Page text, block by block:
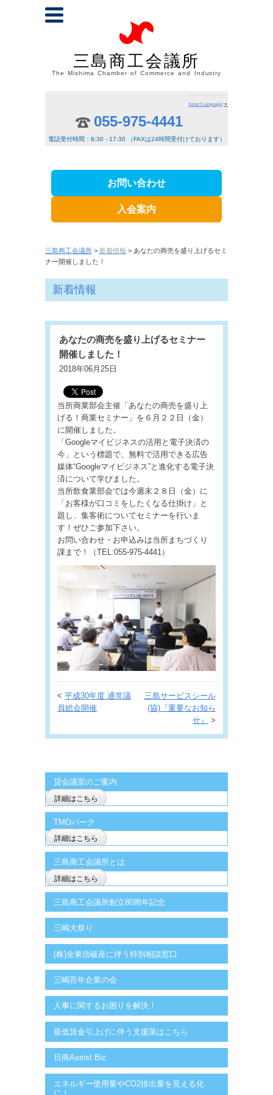
三島商工会議所
The Mishima Chamber of Commerce and Industry
Select Language ▼
055-975-4441
電話受付時間：8:30 - 17:30 （FAXは24時間受付けております）
お問い合わせ
入会案内
三島商工会議所 > 新着情報 > あなたの商売を盛り上げるセミ
ナー開催しました！
新着情報
あなたの商売を盛り上げるセミナー
開催しました！
2018年06月25日
当所商業部会主催「あなたの商売を盛り上
げる！商業セミナー」を６月２２日（金）
に開催しました。
「Googleマイビジネスの活用と電子決済の
今」という標題で、無料で活用できる広告
媒体“Googleマイビジネス”と進化する電子決
済について学びました。
当所飲食業部会では今週末２８日（金）に
「お客様が口コミをしたくなる仕掛け」と
題し、集客術についてセミナーを行いま
す！ぜひご参加下さい。
お問い合わせ・お申込みは当所まちづくり
課まで！（TEL:055-975-4441）
<平成30年度 通常議
員総会開催
三島サービスシール
(協)『重要なお知ら
せ』
>
貸会議室のご案内
詳細はこちら
TMOパーク
詳細はこちら
三島商工会議所とは
詳細はこちら
三島商工会議所創立80周年記念
三嶋大祭り
(株)全東信破産に伴う特別相談窓口
三嶋百年企業の会
人事に関するお困りを解決！
最低賃金引上げに伴う支援策はこちら
日商Assist Biz
エネルギー使用量やCO2排出量を見える化
に！